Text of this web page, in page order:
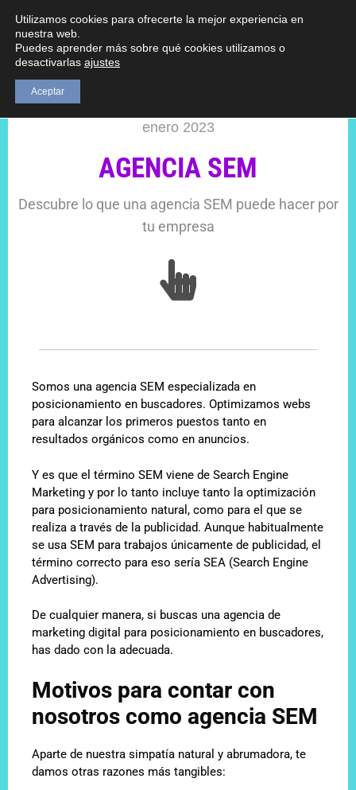
sucommunitymanager.com
enero 2023
AGENCIA SEM
Descubre lo que una agencia SEM puede hacer por
tu empresa
Somos una agencia SEM especializada en
posicionamiento en buscadores. Optimizamos webs
para alcanzar los primeros puestos tanto en
resultados orgánicos como en anuncios.
Y es que el término SEM viene de Search Engine
Marketing y por lo tanto incluye tanto la optimización
para posicionamiento natural, como para el que se
realiza a través de la publicidad. Aunque habitualmente
se usa SEM para trabajos únicamente de publicidad, el
término correcto para eso sería SEA (Search Engine
Advertising).
De cualquier manera, si buscas una agencia de
marketing digital para posicionamiento en buscadores,
has dado con la adecuada.
Motivos para contar con
nosotros como agencia SEM
Aparte de nuestra simpatía natural y abrumadora, te
damos otras razones más tangibles:
Utilizamos cookies para ofrecerte la mejor experiencia en
nuestra web.
Puedes aprender más sobre qué cookies utilizamos o
desactivarlas ajustes
Aceptar